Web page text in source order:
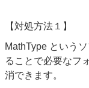
【対処方法１】
MathType という
ることで必要なフ
消できます。